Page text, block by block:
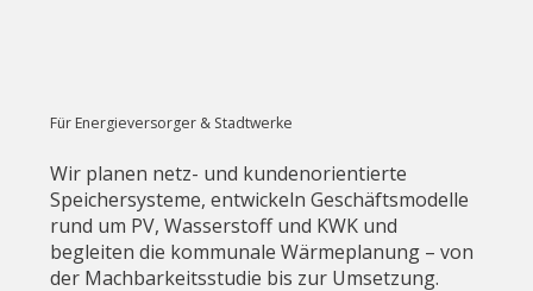
Für Energieversorger & Stadtwerke
Wir planen netz- und kundenorientierte
Speichersysteme, entwickeln Geschäftsmodelle
rund um PV, Wasserstoff und KWK und
begleiten die kommunale Wärmeplanung – von
der Machbarkeitsstudie bis zur Umsetzung.